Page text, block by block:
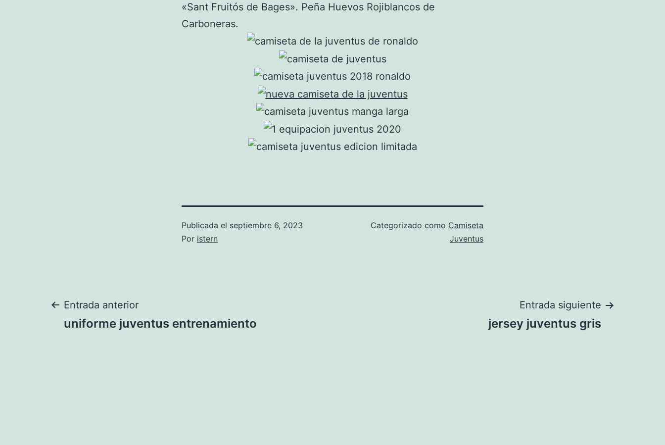
«Sant Fruitós de Bages». Peña Huevos Rojiblancos de
Carboneras.
Publicada el septiembre 6, 2023
Por istern
Categorizado como Camiseta
Juventus
Navegación
Entrada anterior
uniforme juventus entrenamiento
Entrada siguiente
jersey juventus gris